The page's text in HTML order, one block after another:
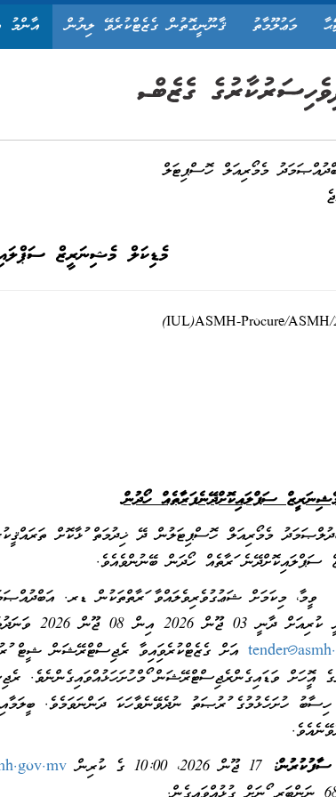
މަޢުލޫމާތު ޤާނޫނީގޮތުން ގެޒެޓްކުރެވޭ ލިޔުން އާންމު
މެމޯރިއަލް ހޮސްޕިޓަލް
މެޑިކަލް މެޝިނަރީޒް
(IUL)ASMH-Procure/ASMH/
ސަޕްލައިކޮށްދޭނެފަރާތެއް ހޯދުން
މެމޯރިއަލް ހޮސްޕިޓަލުން ދޭ ޚިދުމަތް ފުޅާކޮށް
ސަޕްލައިކޮށްދޭނެ ފަރާތެއް ހޯދަން ބޭނުންވެއެވެ.
ޝަޢުގުވެރިވެލައްވާ ފަރާތްތަކުން ޑރ.
2026 ވަނަދުވަހުގެ 13:00 ގެކުރިން މިހޮސްޕިޓަލްގެ އީމެއިލް އެޑްރެސް
އަށް ގެޒެޓްކުރެވިފައިވާ ރެޖިސްޓްރޭޝަން ޝީޓް
އޮފީހަށް ވަޑައިގެންރެޖިސްޓްރޭޝަން ފޯމްހުށަހަޅުއްވައިގެންނެވެ.
ހުށަހެޅުމުގެ ފުރުޞަތު ނުދެވޭނެވާހަކަ ދަންނަވަމެވެ.
ސާފުކުރުން: 17 ޖޫން 2026، 10:00 ގެ ކުރިން